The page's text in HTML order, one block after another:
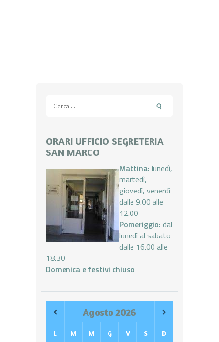
per:
ORARI UFFICIO SEGRETERIA
SAN MARCO
Mattina: lunedì,
martedì,
giovedì, venerdì
dalle 9.00 alle
12.00
Pomeriggio: dal
lunedì al sabato
dalle 16.00 alle
18.30
Domenica e festivi chiuso
Agosto 2026
L M M G V S D